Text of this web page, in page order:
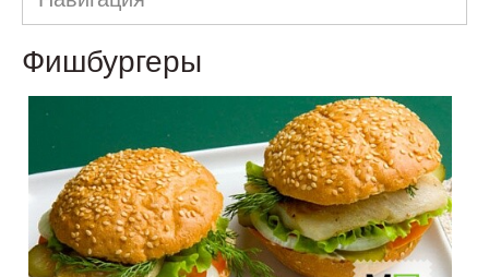
Фишбургеры